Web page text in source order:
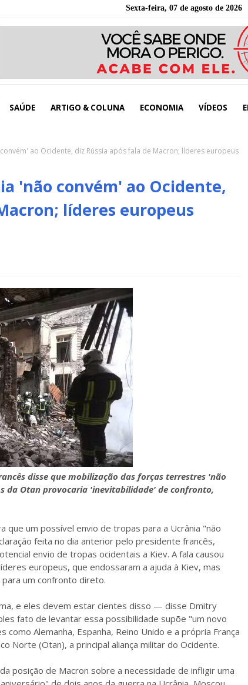
Sexta-feira, 07 de agosto de 2026
SAÚDE ARTIGO & COLUNA ECONOMIA VÍDEOS
ao Ocidente, diz Rússia após fala de Macron; líderes europeus
'não convém' ao Ocidente,
líderes europeus
disse que mobilização das forças terrestres 'não
da Otan provocaria 'inevitabilidade' de confronto,
um possível envio de tropas para a Ucrânia "não
feita no dia anterior pelo presidente francês,
envio de tropas ocidentais a Kiev. A fala causou
europeus, que endossaram a ajuda à Kiev, mas
um confronto direto.
e eles devem estar cientes disso — disse Dmitry
fato de levantar essa possibilidade supõe "um novo
Alemanha, Espanha, Reino Unido e a própria França
Norte (Otan), a principal aliança militar do Ocidente.
posição de Macron sobre a necessidade de infligir uma